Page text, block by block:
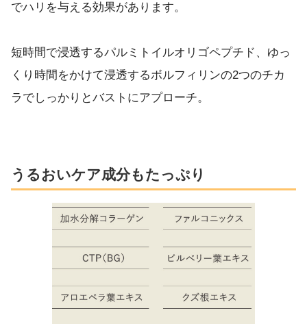
でハリを与える効果があります。
短時間で浸透するパルミトイルオリゴペプチド、ゆっ
くり時間をかけて浸透するボルフィリンの2つのチカ
ラでしっかりとバストにアプローチ。
うるおいケア成分もたっぷり